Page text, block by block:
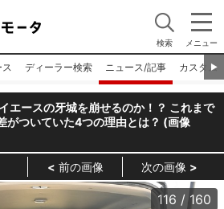
検索 メニュー
▶︎
ス ディーラー検索 ニュース/記事 カスタム
エースの牙城を崩せるのか！？ これまで
がついていた4つの理由とは？ (画像
前の画像 次の画像
116 /160